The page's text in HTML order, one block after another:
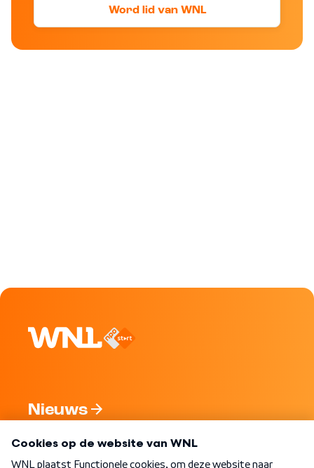
Word lid van WNL
Nieuws